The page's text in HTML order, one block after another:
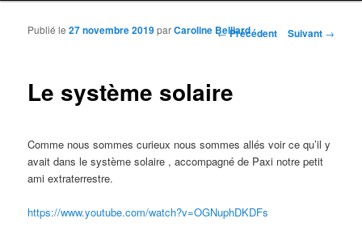
Navigation des articles
←Précédent Suivant →
Le système solaire
Publié le27 novembre 2019parCaroline Belliard
Comme nous sommes curieux nous sommes allés voir ce qu’il y
avait dans le système solaire , accompagné de Paxi notre petit
ami extraterrestre.
https://www.youtube.com/watch?v=OGNuphDKDFs